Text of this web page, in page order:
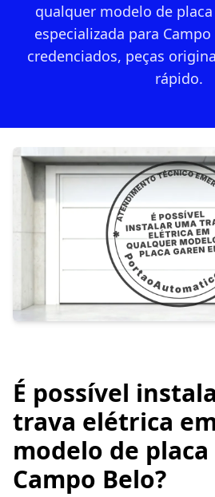
qualquer modelo de
especializada para
credenciados, peças
rápido.
É possível
trava elétrica
modelo de
Campo Belo?